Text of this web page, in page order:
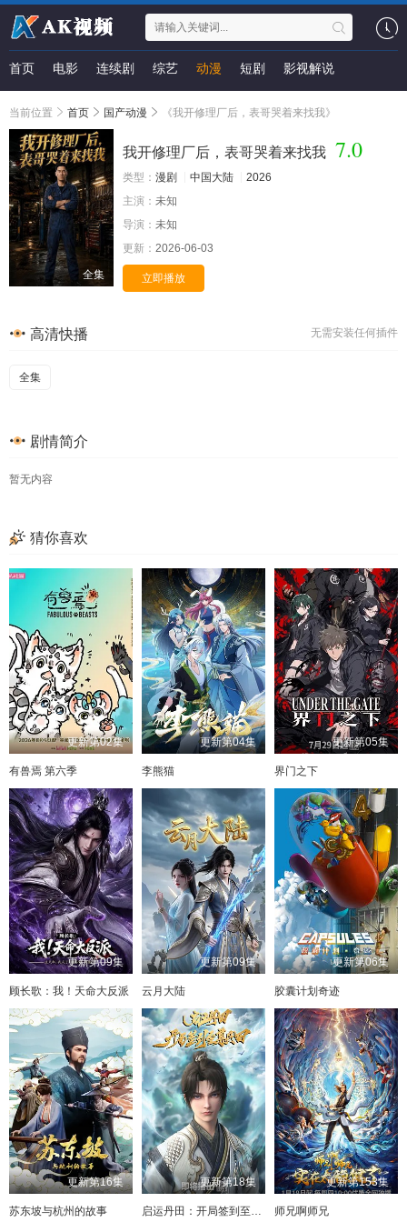
首页 电影 连续剧 综艺 动漫 短剧 影视解说
当前位置 首页 国产动漫 《我开修理厂后，表哥哭着来找我》
全集
我开修理厂后，表哥哭着来找我 7.0
类型： 漫剧 中国大陆
2026
主演： 未知
导演： 未知
更新： 2026-06-03
立即播放
无需安装任何插件
高清快播
全集
剧情简介
暂无内容
猜你喜欢
更新第02集
有兽焉 第六季
更新第04集
李熊猫
更新第05集
界门之下
更新第09集
顾长歌：我！天命大反派
更新第09集
云月大陆
更新第06集
胶囊计划奇迹
更新第16集
苏东坡与杭州的故事
更新第18集
启运丹田：开局签到至尊丹田
更新第153集
师兄啊师兄